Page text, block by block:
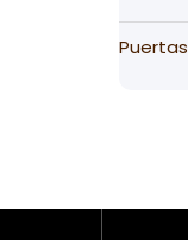
Puertas